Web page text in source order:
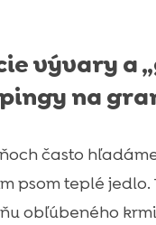
vývary a
na
často
psom teplé jedlo.
obľúbeného